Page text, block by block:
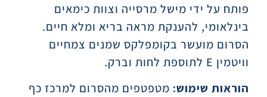
פותח על ידי מישל מרסייה וצוות כימאים
בינלאומי, להענקת מראה בריא ומלא חיים.
הסרום מועשר בקומפלקס שמנים צמחיים
וויטמין E לתוספת לחות וברק.
הוראות שימוש: מטפטפים מהסרום למרכז כף